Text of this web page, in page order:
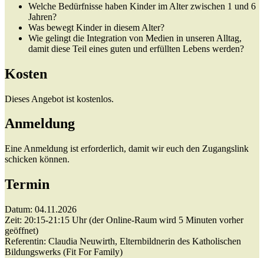
Welche Bedürfnisse haben Kinder im Alter zwischen 1 und 6
Jahren?
Was bewegt Kinder in diesem Alter?
Wie gelingt die Integration von Medien in unseren Alltag,
damit diese Teil eines guten und erfüllten Lebens werden?
Kosten
Dieses Angebot ist kostenlos.
Anmeldung
Eine Anmeldung ist erforderlich, damit wir euch den Zugangslink
schicken können.
Termin
Datum: 04.11.2026
Zeit: 20:15-21:15 Uhr (der Online-Raum wird 5 Minuten vorher
geöffnet)
Referentin: Claudia Neuwirth, Elternbildnerin des Katholischen
Bildungswerks (Fit For Family)